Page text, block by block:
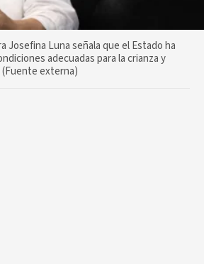
Josefina Luna señala que el Estado ha
adecuadas para la crianza y
externa)